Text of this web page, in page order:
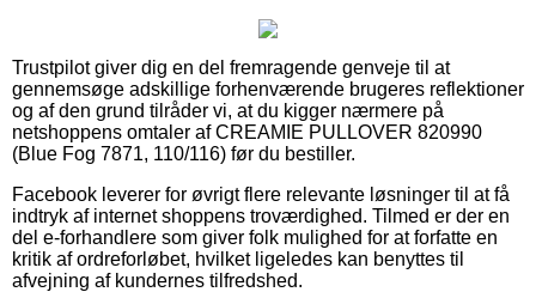
Trustpilot giver dig en del fremragende genveje til at
gennemsøge adskillige forhenværende brugeres reflektioner
og af den grund tilråder vi, at du kigger nærmere på
netshoppens omtaler af CREAMIE PULLOVER 820990
(Blue Fog 7871, 110/116) før du bestiller.
Facebook leverer for øvrigt flere relevante løsninger til at få
indtryk af internet shoppens troværdighed. Tilmed er der en
del e-forhandlere som giver folk mulighed for at forfatte en
kritik af ordreforløbet, hvilket ligeledes kan benyttes til
afvejning af kundernes tilfredshed.